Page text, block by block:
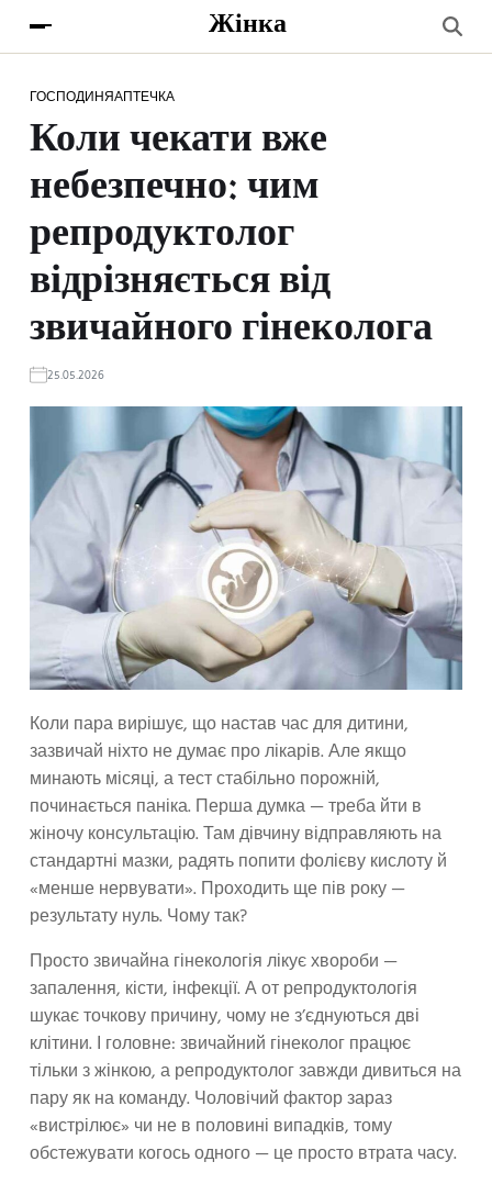
Жінка
ГОСПОДИНЯАПТЕЧКА
Коли чекати вже
небезпечно: чим
репродуктолог
відрізняється від
звичайного гінеколога
25.05.2026
Коли пара вирішує, що настав час для дитини,
зазвичай ніхто не думає про лікарів. Але якщо
минають місяці, а тест стабільно порожній,
починається паніка. Перша думка — треба йти в
жіночу консультацію. Там дівчину відправляють на
стандартні мазки, радять попити фолієву кислоту й
«менше нервувати». Проходить ще пів року —
результату нуль. Чому так?
Просто звичайна гінекологія лікує хвороби —
запалення, кісти, інфекції. А от репродуктологія
шукає точкову причину, чому не з’єднуються дві
клітини. І головне: звичайний гінеколог працює
тільки з жінкою, а репродуктолог завжди дивиться на
пару як на команду. Чоловічий фактор зараз
«вистрілює» чи не в половині випадків, тому
обстежувати когось одного — це просто втрата часу.